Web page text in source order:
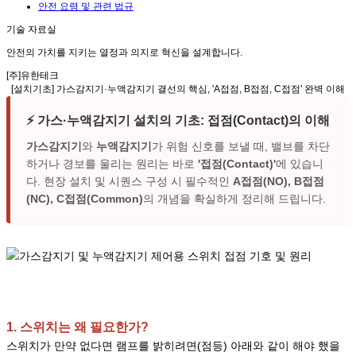
안전 요령 및 관련 법규
기술 자료실
안전의 가치 를 지키는 열정과 의지 로 혁신을 설계합니다.
[주]유한테크
[설치기초] 가스감지기·누액감지기 결선의 핵심, 'A접점, B접점, C접점' 완벽 이해
⚡ 가스·누액감지기 설치의 기초: 접점(Contact)의 이해
가스감지기 와 누액감지기 가 위험 신호를 보낼 때, 밸브를 차단
하거나 경보를 울리는 원리는 바로 '접점(Contact)'에 있습니
다. 현장 설치 및 시퀀스 구성 시 필수적인 A접점(NO), B접점
(NC), C접점(Common)의 개념을 확실하게 정리해 드립니다.
1. 스위치는 왜 필요한가?
스위치가 만약 없다면 램프를 밝히려면(점등) 아래와 같이 해야 했을